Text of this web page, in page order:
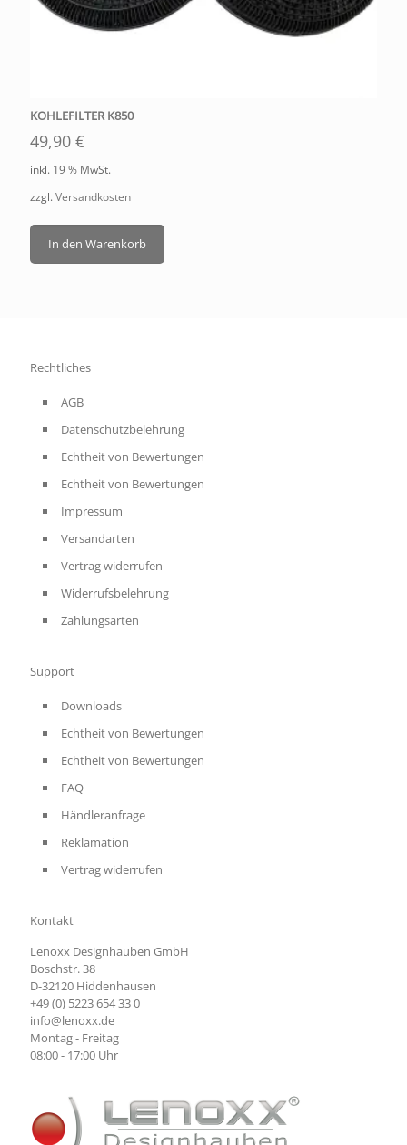
KOHLEFILTER K850
49,90 €
inkl. 19 % MwSt.
zzgl. Versandkosten
In den Warenkorb
Rechtliches
AGB
Datenschutzbelehrung
Echtheit von Bewertungen
Echtheit von Bewertungen
Impressum
Versandarten
Vertrag widerrufen
Widerrufsbelehrung
Zahlungsarten
Support
Downloads
Echtheit von Bewertungen
Echtheit von Bewertungen
FAQ
Händleranfrage
Reklamation
Vertrag widerrufen
Kontakt
Lenoxx Designhauben GmbH
Boschstr. 38
D-32120 Hiddenhausen
+49 (0) 5223 654 33 0
info@lenoxx.de
Montag - Freitag
08:00 - 17:00 Uhr